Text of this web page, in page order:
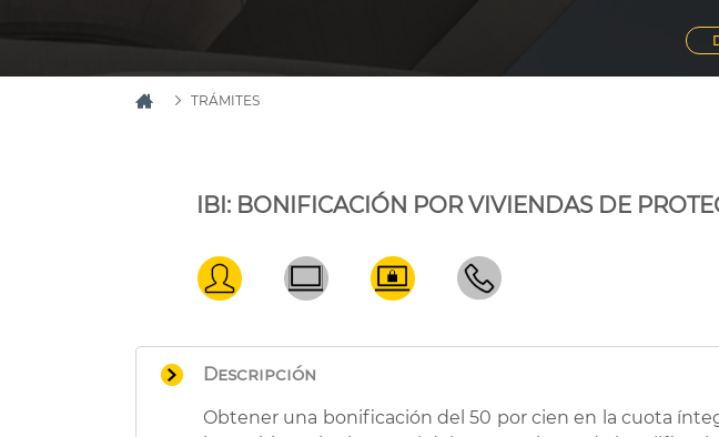
TRÁMITES
IBI: BONIFICACIÓN POR VIVIENDAS DE
Descripción
Obtener una bonificación del 50 por cien en la cuota